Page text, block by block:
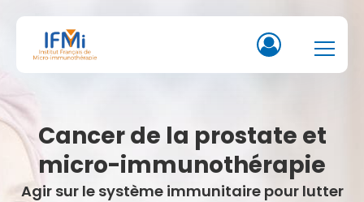
Cancer de la prostate et
micro-immunothérapie
Agir sur le système immunitaire pour lutter